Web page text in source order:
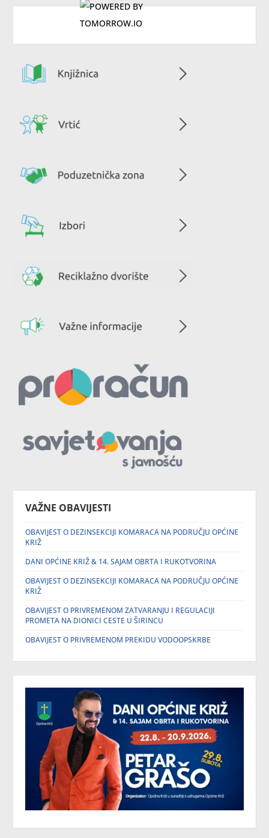
VAŽNE OBAVIJESTI
OBAVIJEST O DEZINSEKCIJI KOMARACA NA PODRUČJU OPĆINE
KRIŽ
DANI OPĆINE KRIŽ & 14. SAJAM OBRTA I RUKOTVORINA
OBAVIJEST O DEZINSEKCIJI KOMARACA NA PODRUČJU OPĆINE
KRIŽ
OBAVIJEST O PRIVREMENOM ZATVARANJU I REGULACIJI
PROMETA NA DIONICI CESTE U ŠIRINCU
OBAVIJEST O PRIVREMENOM PREKIDU VODOOPSKRBE